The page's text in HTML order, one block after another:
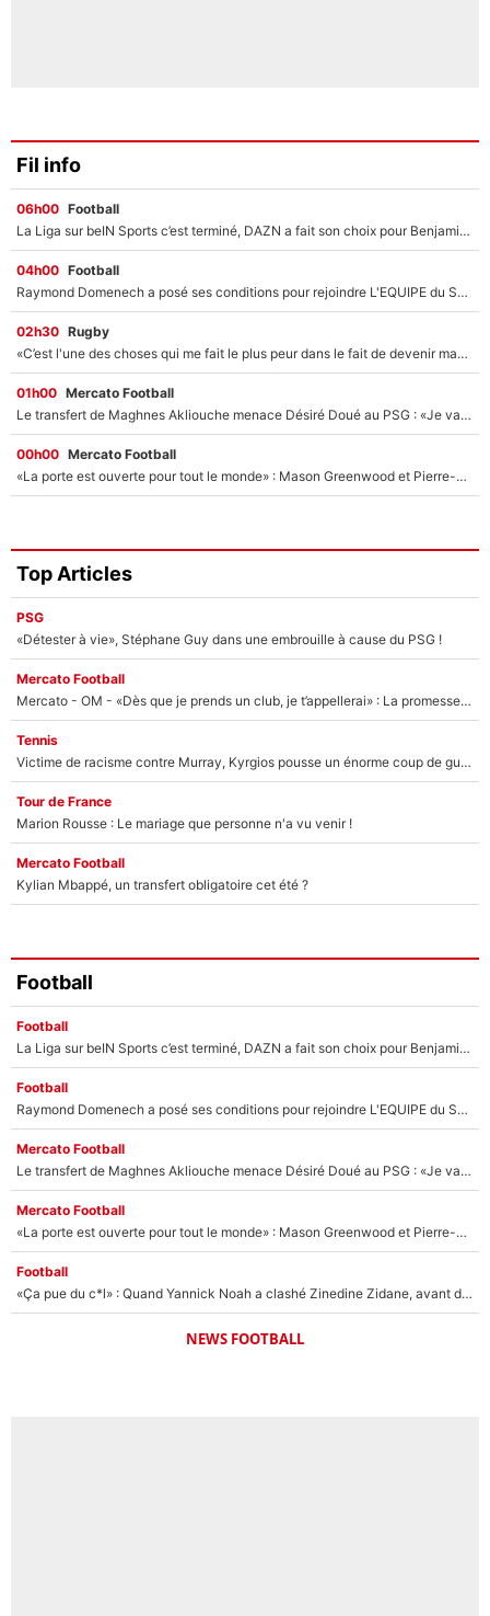
Fil info
06h00 Football
La Liga sur beIN Sports c’est terminé, DAZN a fait son choix pour Benjamin Da Silva et Omar Da Fonseca !
04h00 Football
Raymond Domenech a posé ses conditions pour rejoindre L'EQUIPE du Soir : Il refuse de faire l'émission avec un autre chroniqueur !
02h30 Rugby
«C’est l'une des choses qui me fait le plus peur dans le fait de devenir maman» : En couple avec Antoine Dupont, Iris Mittenaere s'inquiète déjà pour ses futurs enfants !
01h00 Mercato Football
Le transfert de Maghnes Akliouche menace Désiré Doué au PSG : «Je valide à 200%»
00h00 Mercato Football
«La porte est ouverte pour tout le monde» : Mason Greenwood et Pierre-Emerick Aubameyang ont quitté l'OM, Amine Gouiri balance sur la suite du mercato et sur la réaction du vestiaire !
Top Articles
PSG
«Détester à vie», Stéphane Guy dans une embrouille à cause du PSG !
Mercato Football
Mercato - OM - «Dès que je prends un club, je t’appellerai» : La promesse de Marcelino au moment de claquer la porte
Tennis
Victime de racisme contre Murray, Kyrgios pousse un énorme coup de gueule !
Tour de France
Marion Rousse : Le mariage que personne n'a vu venir !
Mercato Football
Kylian Mbappé, un transfert obligatoire cet été ?
Football
Football
La Liga sur beIN Sports c’est terminé, DAZN a fait son choix pour Benjamin Da Silva et Omar Da Fonseca !
Football
Raymond Domenech a posé ses conditions pour rejoindre L'EQUIPE du Soir : Il refuse de faire l'émission avec un autre chroniqueur !
Mercato Football
Le transfert de Maghnes Akliouche menace Désiré Doué au PSG : «Je valide à 200%»
Mercato Football
«La porte est ouverte pour tout le monde» : Mason Greenwood et Pierre-Emerick Aubameyang ont quitté l'OM, Amine Gouiri balance sur la suite du mercato et sur la réaction du vestiaire !
Football
«Ça pue du c*l» : Quand Yannick Noah a clashé Zinedine Zidane, avant de se faire recadrer par le nouveau sélectionneur de l'équipe de France !
NEWS FOOTBALL